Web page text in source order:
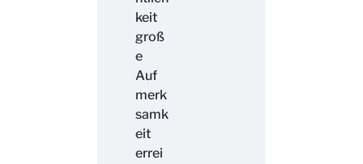
keit
groß
e
Auf
merk
samk
eit
errei